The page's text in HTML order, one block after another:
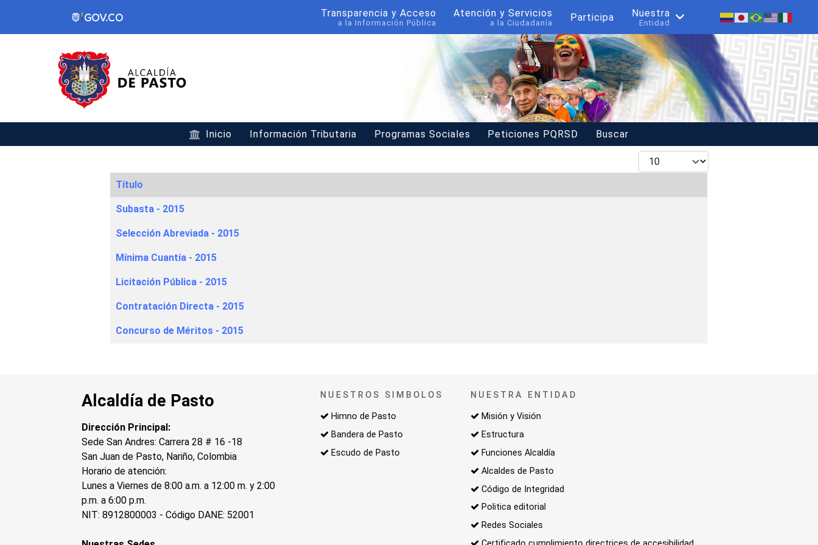
Transparencia y Acceso
a la Información Pública
Atención y Servicios
a la Ciudadanía Participa Nuestra
Entidad
Inicio Información Tributaria Programas Sociales Peticiones PQRSD
Buscar
Mostrar #
Articles
Título
Subasta - 2015
Selección Abreviada - 2015
Mínima Cuantía - 2015
Licitación Pública - 2015
Contratación Directa - 2015
Concurso de Méritos - 2015
Alcaldía de Pasto
Dirección Principal:
Sede San Andres: Carrera 28 # 16 -18
San Juan de Pasto, Nariño, Colombia
Horario de atención:
Lunes a Viernes de 8:00 a.m. a 12:00 m. y 2:00
p.m. a 6:00 p.m.
NIT: 8912800003 - Código DANE: 52001
NUESTROS SIMBOLOS
Himno de Pasto
Bandera de Pasto
Escudo de Pasto
NUESTRA ENTIDAD
Misión y Visión
Estructura
Funciones Alcaldía
Alcaldes de Pasto
Código de Integridad
Politica editorial
Redes Sociales